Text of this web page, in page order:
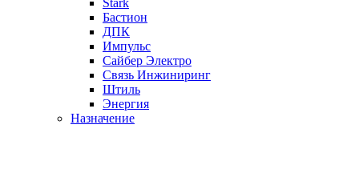
Stark
Бастион
ДПК
Импульс
Сайбер Электро
Связь Инжиниринг
Штиль
Энергия
Назначение